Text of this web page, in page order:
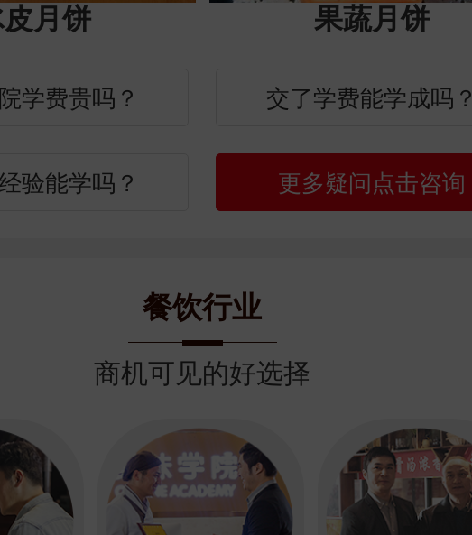
月饼 果蔬月饼
学费贵吗？ 交了学费能学成吗？
验能学吗？ 更多疑问点击咨询
餐饮行业
商机可见的好选择